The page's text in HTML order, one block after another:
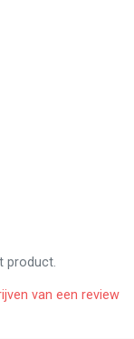
product.
van een review